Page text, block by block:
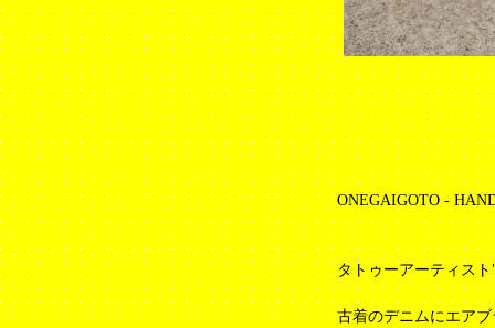
ONEGAIGOTO -
タトゥーアーティス
古着のデニムにエア